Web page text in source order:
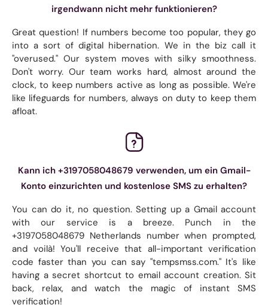
irgendwann nicht mehr funktionieren?
Great question! If numbers become too popular, they go
into a sort of digital hibernation. We in the biz call it
"overused." Our system moves with silky smoothness.
Don't worry. Our team works hard, almost around the
clock, to keep numbers active as long as possible. We're
like lifeguards for numbers, always on duty to keep them
afloat.
Kann ich +3197058048679 verwenden, um ein Gmail-
Konto einzurichten und kostenlose SMS zu erhalten?
You can do it, no question. Setting up a Gmail account
with our service is a breeze. Punch in the
+3197058048679 Netherlands number when prompted,
and voilà! You'll receive that all-important verification
code faster than you can say "tempsmss.com." It's like
having a secret shortcut to email account creation. Sit
back, relax, and watch the magic of instant SMS
verification!